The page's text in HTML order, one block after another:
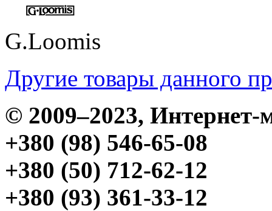
G.Loomis
Другие товары данного
© 2009–2023,
+380 (98) 546-65-08
+380 (50) 712-62-12
+380 (93) 361-33-12